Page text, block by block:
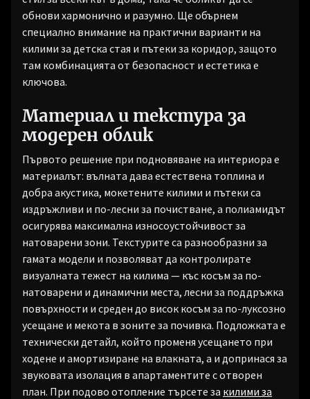
обнови хармонично и разумно. Ще обърнем
специално внимание на практични варианти на
килими за детска стая и пътеки за коридор, защото
там комбинацията от безопасност и естетика е
ключова.
Материал и текстура за
модерен облик
Първото решение при подновяване на интериора е
материалът: вълната дава естествена топлина и
добра акустика, мокетените килими и пътеки са
издръжливи и по-лесни за почистване, а полиамидът
осигурява максимална износоустойчивост за
натоварени зони. Текстурите са разнообразни за
гамата модели и позволяват да контролирате
визуалната тежест на килима — къс косъм за по-
натоварени и динамични места, лесни за поддръжка
повърхности и среден до висок косъм за по-луксозно
усещане и мекота в зоните за почивка. Подложката е
технически детайл, който променя усещането при
ходене и амортизиране на влакната, а и допринася за
звуковата изолация в апартаментите с отворен
план. При подово отопление търсете за килими за